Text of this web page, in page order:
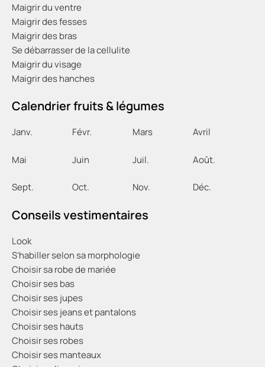
Maigrir du ventre
Maigrir des fesses
Maigrir des bras
Se débarrasser de la cellulite
Maigrir du visage
Maigrir des hanches
Calendrier fruits & légumes
Janv. Févr. Mars Avril
Mai Juin Juil. Août.
Sept. Oct. Nov. Déc.
Conseils vestimentaires
Look
S’habiller selon sa morphologie
Choisir sa robe de mariée
Choisir ses bas
Choisir ses jupes
Choisir ses jeans et pantalons
Choisir ses hauts
Choisir ses robes
Choisir ses manteaux